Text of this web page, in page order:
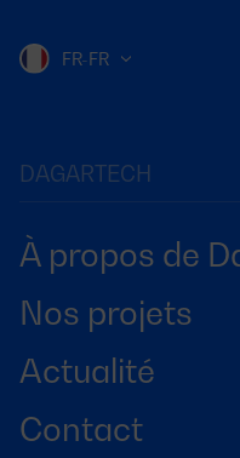
DAGARTECH
À propos de
Nos projets
Actualité
Contact
FR-FR